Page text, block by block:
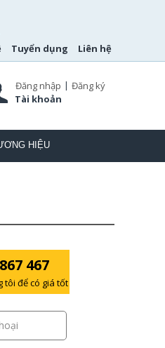
Tuyển dụng Liên hệ
Đăng nhập | Đăng ký
Tài khoản
HIỆU
467
tôi để có giá tốt